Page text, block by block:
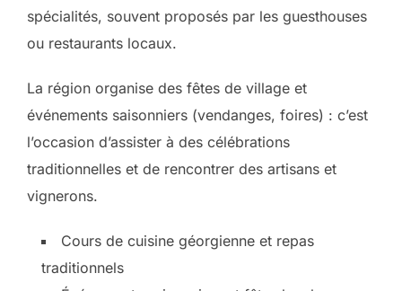
spécialités, souvent proposés par les guesthouses
ou restaurants locaux.
La région organise des fêtes de village et
événements saisonniers (vendanges, foires) : c’est
l’occasion d’assister à des célébrations
traditionnelles et de rencontrer des artisans et
vignerons.
Cours de cuisine géorgienne et repas
traditionnels